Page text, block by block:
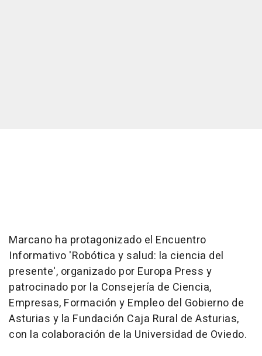
Marcano ha protagonizado el Encuentro
Informativo 'Robótica y salud: la ciencia del
presente', organizado por Europa Press y
patrocinado por la Consejería de Ciencia,
Empresas, Formación y Empleo del Gobierno de
Asturias y la Fundación Caja Rural de Asturias,
con la colaboración de la Universidad de Oviedo.